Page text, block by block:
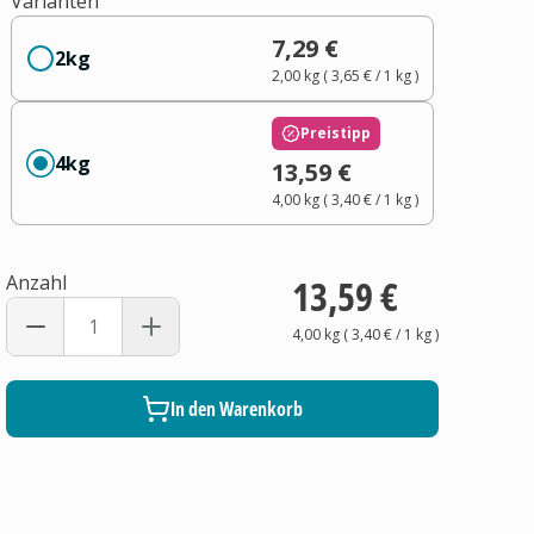
2kg 7,29 €
2,00 kg(3,65 €/ 1 kg)
4kg
Preistipp
13,59 €
4,00 kg(3,40 €/ 1 kg)
Anzahl 13,59 €
4,00 kg(3,40 €/ 1 kg)
In den Warenkorb